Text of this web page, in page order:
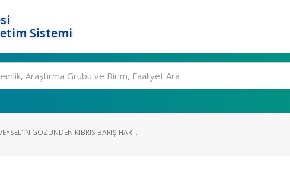
Sistemi
GÖZÜNDEN KIBRIS BARIŞ HAR...